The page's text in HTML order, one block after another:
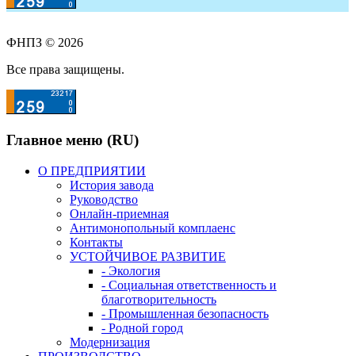
ФНПЗ © 2026
Все права защищены.
Главное меню (RU)
О ПРЕДПРИЯТИИ
История завода
Руководство
Онлайн-приемная
Антимонопольный комплаенс
Контакты
УСТОЙЧИВОЕ РАЗВИТИЕ
- Экология
- Социальная ответственность и
благотворительность
- Промышленная безопасность
- Родной город
Модернизация